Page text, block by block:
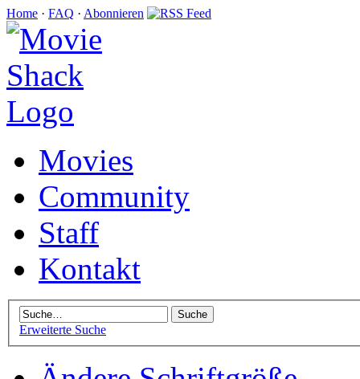
Home · FAQ · Abonnieren
Movies
Community
Staff
Kontakt
Erweiterte Suche